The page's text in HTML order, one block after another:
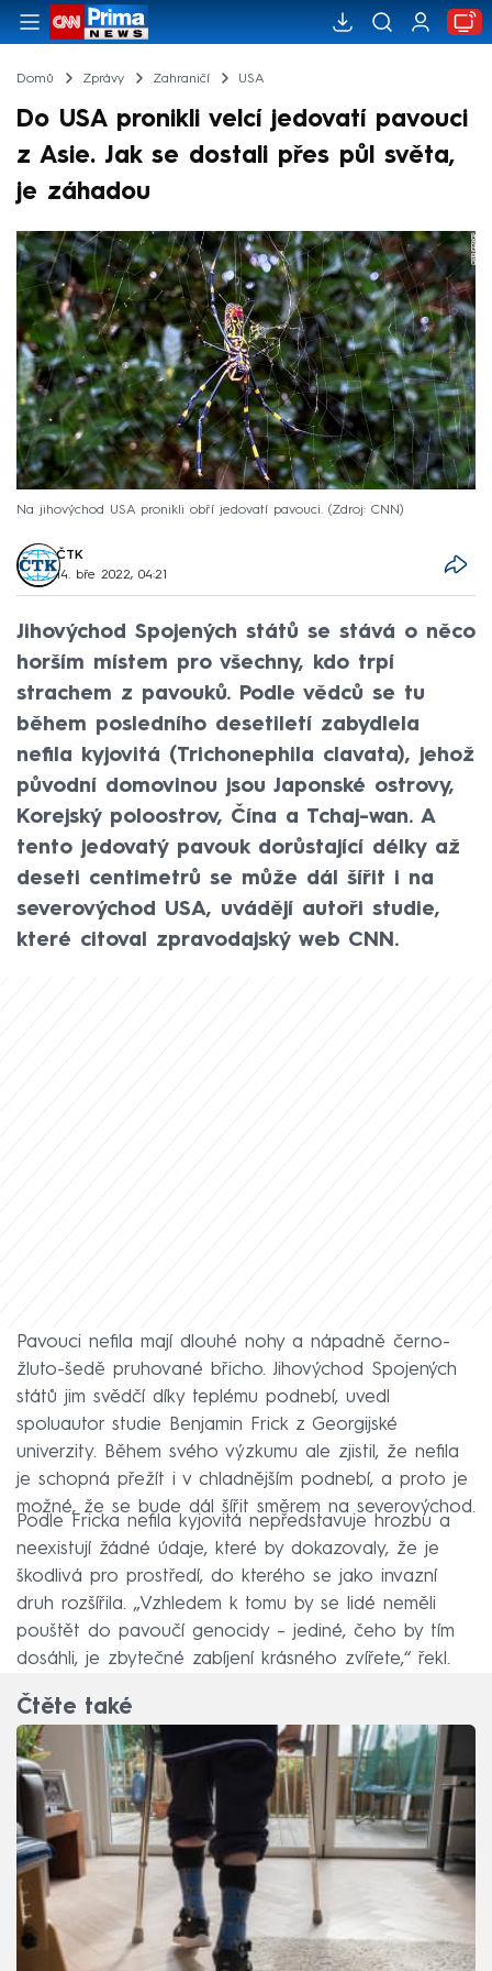
Domů Zprávy Zahraničí USA
Do USA pronikli velcí jedovatí pavouci
z Asie. Jak se dostali přes půl světa,
je záhadou
Na jihovýchod USA pronikli obří jedovatí pavouci. Zdroj: CNN
ČTK
14. bře 2022, 04:21
Jihovýchod Spojených států se stává o něco
horším místem pro všechny, kdo trpí
strachem z pavouků. Podle vědců se tu
během posledního desetiletí zabydlela
nefila kyjovitá (Trichonephila clavata), jehož
původní domovinou jsou Japonské ostrovy,
Korejský poloostrov, Čína a Tchaj-wan. A
tento jedovatý pavouk dorůstající délky až
deseti centimetrů se může dál šířit i na
severovýchod USA, uvádějí autoři studie,
které citoval zpravodajský web CNN.
Pavouci nefila mají dlouhé nohy a nápadně černo-
žluto-šedě pruhované břicho. Jihovýchod Spojených
států jim svědčí díky teplému podnebí, uvedl
spoluautor studie Benjamin Frick z Georgijské
univerzity. Během svého výzkumu ale zjistil, že nefila
je schopná přežít i v chladnějším podnebí, a proto je
možné, že se bude dál šířit směrem na severovýchod.
Podle Fricka nefila kyjovitá nepředstavuje hrozbu a
neexistují žádné údaje, které by dokazovaly, že je
škodlivá pro prostředí, do kterého se jako invazní
druh rozšířila. „Vzhledem k tomu by se lidé neměli
pouštět do pavoučí genocidy –⁠ jediné, čeho by tím
dosáhli, je zbytečné zabíjení krásného zvířete,“ řekl.
Čtěte také